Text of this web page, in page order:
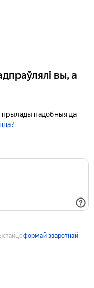
вы, а
прылады падобныя да
формай зваротнай